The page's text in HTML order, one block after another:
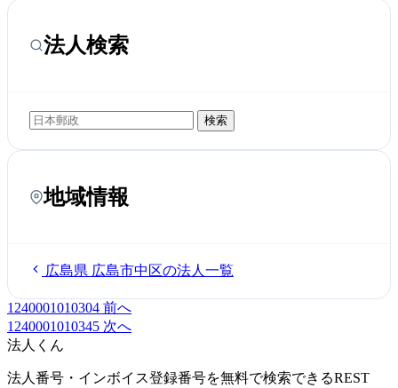
法人検索
検索
地域情報
広島県 広島市中区の法人一覧
1240001010304 前へ
1240001010345 次へ
法人くん
法人番号・インボイス登録番号を無料で検索できるREST